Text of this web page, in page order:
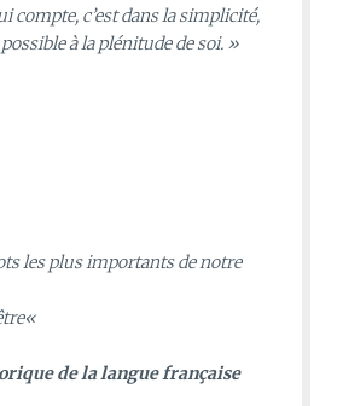
compte, c’est dans la simplicité,
à la plénitude de soi. »
les plus importants de notre
«
de la langue française